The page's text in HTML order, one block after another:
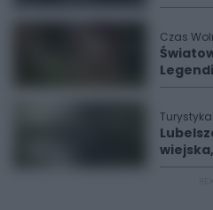
Czas
Turystyka